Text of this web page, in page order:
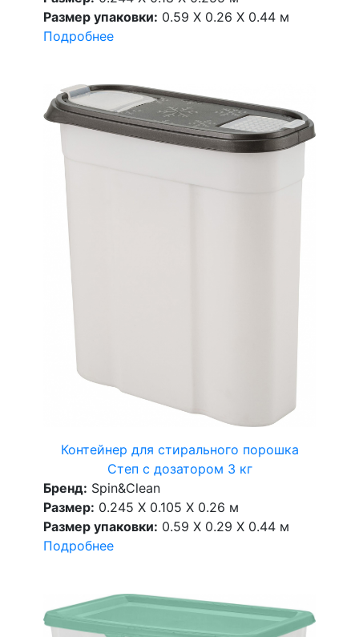
Размер упаковки: 0.59 X 0.26 X 0.44 м
Подробнее
Контейнер для стирального порошка
Степ с дозатором 3 кг
Бренд: Spin&Clean
Размер: 0.245 X 0.105 X 0.26 м
Размер упаковки: 0.59 X 0.29 X 0.44 м
Подробнее